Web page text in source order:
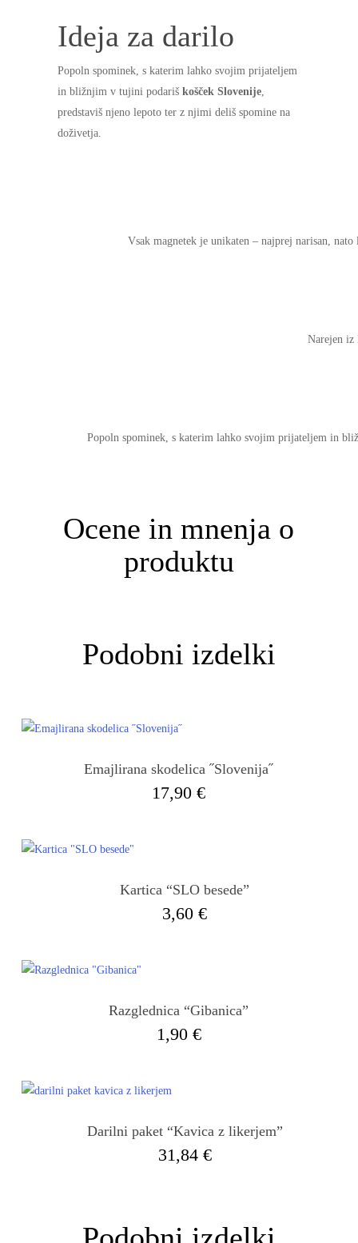
Ideja za darilo
Popoln spominek, s katerim lahko svojim prijateljem
in bližnjim v tujini podariš košček Slovenije,
predstaviš njeno lepoto ter z njimi deliš spomine na
doživetja.
Vsak magnetek je unikaten – najprej narisan,
Narejen iz
Popoln spominek, s katerim lahko svojim prijateljem in
Ocene in mnenja o
produktu
Podobni izdelki
Emajlirana skodelica ˝Slovenija˝
17,90€
Kartica “SLO besede”
3,60€
Razglednica “Gibanica”
1,90 €
Darilni paket “Kavica z likerjem”
31,84 €